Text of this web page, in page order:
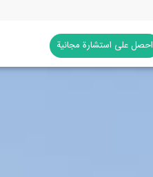
احصل على استشارة مجانية